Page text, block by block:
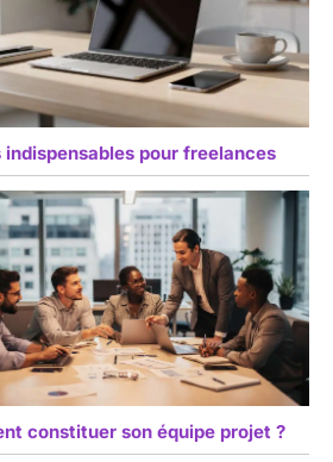
indispensables pour freelances
constituer son équipe projet ?